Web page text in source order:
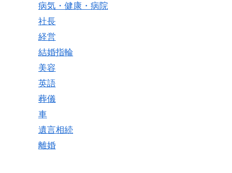
病気・健康・病院
社長
経営
結婚指輪
美容
英語
葬儀
車
遺言相続
離婚